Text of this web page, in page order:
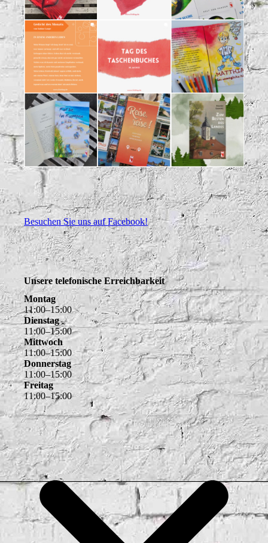
Besuchen Sie uns auf Facebook!
Unsere telefonische Erreichbarkeit
Montag
11:00–15:00
Dienstag
11:00–15:00
Mittwoch
11:00–15:00
Donnerstag
11:00–15:00
Freitag
11:00–15:00